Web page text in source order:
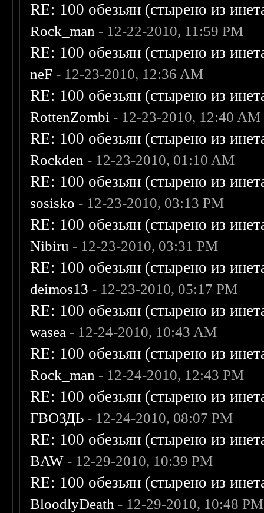
RE: 100 обезьян (стырено из
Rock_man - 12-22-2010, 11:59 PM
RE: 100 обезьян (стырено из
neF - 12-23-2010, 12:36 AM
RE: 100 обезьян (стырено из
RottenZombi - 12-23-2010, 12:40 AM
RE: 100 обезьян (стырено из
Rockden - 12-23-2010, 01:10 AM
RE: 100 обезьян (стырено из
sosisko - 12-23-2010, 03:13 PM
RE: 100 обезьян (стырено из
Nibiru - 12-23-2010, 03:31 PM
RE: 100 обезьян (стырено из
deimos13 - 12-23-2010, 05:17 PM
RE: 100 обезьян (стырено из
wasea - 12-24-2010, 10:43 AM
RE: 100 обезьян (стырено из
Rock_man - 12-24-2010, 12:43 PM
RE: 100 обезьян (стырено из
ГВОЗДЬ - 12-24-2010, 08:07 PM
RE: 100 обезьян (стырено из
BAW - 12-29-2010, 10:39 PM
RE: 100 обезьян (стырено из
BloodlyDeath - 12-29-2010, 10:48 PM